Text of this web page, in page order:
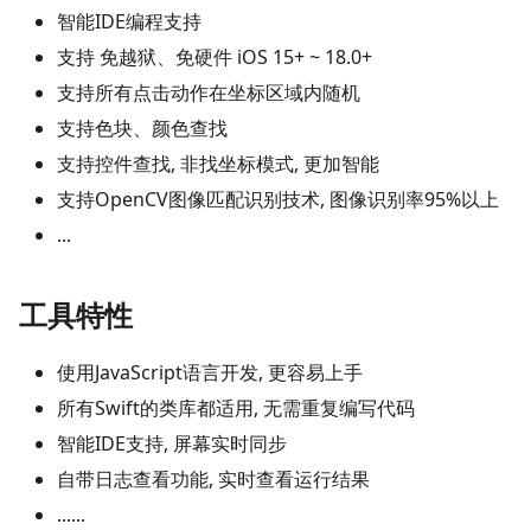
智能IDE编程支持
支持 免越狱、免硬件 iOS 15+ ~ 18.0+
支持所有点击动作在坐标区域内随机
支持色块、颜色查找
支持控件查找, 非找坐标模式, 更加智能
支持OpenCV图像匹配识别技术, 图像识别率95%以上
...
工具特性
使用JavaScript语言开发, 更容易上手
所有Swift的类库都适用, 无需重复编写代码
智能IDE支持, 屏幕实时同步
自带日志查看功能, 实时查看运行结果
......